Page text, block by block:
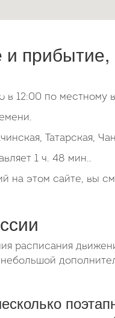
прибытие,
в 12:00 по местному
Татарская,
1 ч. 48 мин..
на этом сайте, вы
расписания